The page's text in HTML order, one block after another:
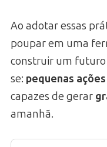
Ao adotar essas
poupar em uma
construir um futuro
se: pequenas
capazes de gerar
amanhã.